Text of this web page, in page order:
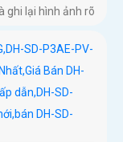
ghi lại hình ảnh rõ